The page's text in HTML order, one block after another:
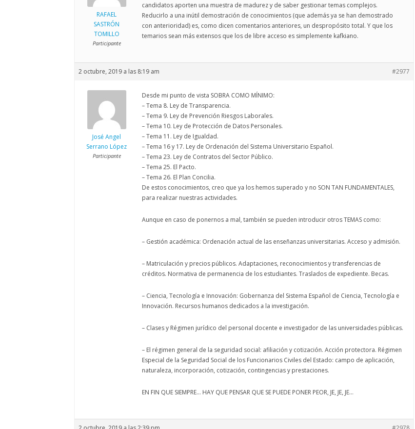
RAFAEL
SASTRÓN
TOMILLO
Participante
candidatos aporten una muestra de madurez y de saber gestionar temas complejos.
Reducirlo a una inútil demostración de conocimientos (que además ya se han demostrado
con anterioridad) es, como dicen comentarios anteriores, un despropósito total. Y que los
temarios sean más extensos que los de libre acceso es simplemente kafkiano.
2 octubre, 2019 a las 8:19 am #2977
José Angel
Serrano López
Participante
Desde mi punto de vista SOBRA COMO MÍNIMO:
– Tema 8. Ley de Transparencia.
– Tema 9. Ley de Prevención Riesgos Laborales.
– Tema 10. Ley de Protección de Datos Personales.
– Tema 11. Ley de Igualdad.
– Tema 16 y 17. Ley de Ordenación del Sistema Universitario Español.
– Tema 23. Ley de Contratos del Sector Público.
– Tema 25. El Pacto.
– Tema 26. El Plan Concilia.
De estos conocimientos, creo que ya los hemos superado y no SON TAN FUNDAMENTALES,
para realizar nuestras actividades.
Aunque en caso de ponernos a mal, también se pueden introducir otros TEMAS como:
– Gestión académica: Ordenación actual de las enseñanzas universitarias. Acceso y admisión.
– Matriculación y precios públicos. Adaptaciones, reconocimientos y transferencias de
créditos. Normativa de permanencia de los estudiantes. Traslados de expediente. Becas.
– Ciencia, Tecnología e Innovación: Gobernanza del Sistema Español de Ciencia, Tecnología e
Innovación. Recursos humanos dedicados a la investigación.
– Clases y Régimen jurídico del personal docente e investigador de las universidades públicas.
– El régimen general de la seguridad social: afiliación y cotización. Acción protectora. Régimen
Especial de la Seguridad Social de los Funcionarios Civiles del Estado: campo de aplicación,
naturaleza, incorporación, cotización, contingencias y prestaciones.
EN FIN QUE SIEMPRE… HAY QUE PENSAR QUE SE PUEDE PONER PEOR, JE, JE, JE…